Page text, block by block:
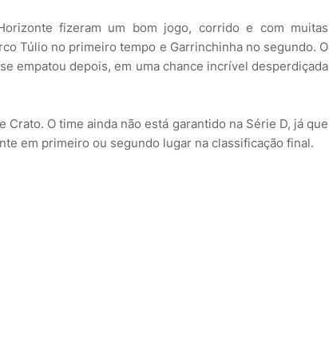
fizeram um bom jogo, corrido e com muitas
Túlio no primeiro tempo e Garrinchinha no segundo. O
empatou depois, em uma chance incrível desperdiçada
Crato. O time ainda não está garantido na Série D, já que
em primeiro ou segundo lugar na classificação final.